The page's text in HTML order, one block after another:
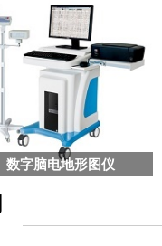
数字脑电地形图仪